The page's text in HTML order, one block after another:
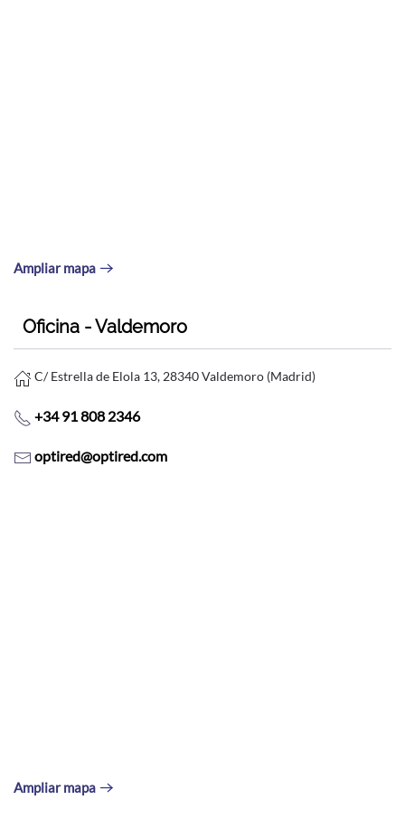
Ampliar mapa
Oficina - Valdemoro
C/ Estrella de Elola 13, 28340 Valdemoro (Madrid)
+34 91 808 2346
optired@optired.com
Ampliar mapa